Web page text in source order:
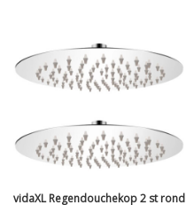
vidaXL Regendouchekop 2 st rond